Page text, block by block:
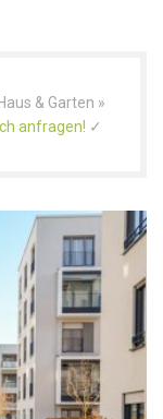
& Garten »
anfragen! ✓